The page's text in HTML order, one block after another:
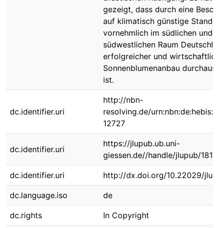
gezeigt, dass durch eine
auf klimatisch günstige
vornehmlich im südlichen und
südwestlichen Raum
erfolgreicher und
Sonnenblumenanbau
ist.
dc.identifier.uri
http://nbn-
resolving.de/
12727
dc.identifier.uri
https://jlupub.ub.uni-
giessen.de//handle/jlupub/
dc.identifier.uri http://dx.doi.org/10.22029/
dc.language.iso de
dc.rights In Copyright